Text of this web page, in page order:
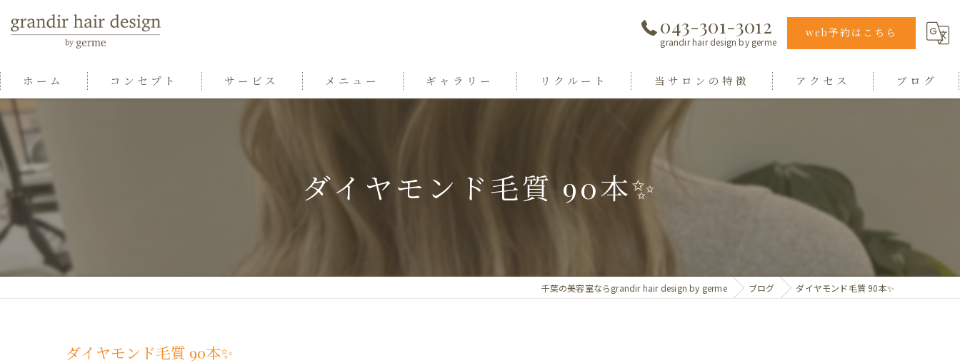
043-301-3012
grandir hair design by germe
web予約はこちら
ホーム コンセプト サービス メニュー ギャラリー リクルート 当サロンの特徴
エクステ
カラー
縮毛矯正
アクセス
hair design germe
ブログ
ダイヤモンド毛質 90本✨️
千葉の美容室ならgrandir hair design by germe ブログ ダイヤモンド毛質 90本✨️
ダイヤモンド毛質 90本✨️